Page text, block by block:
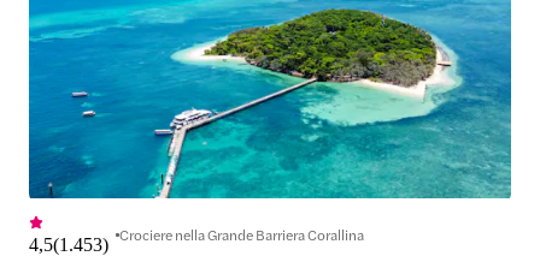
4,5(1.453) Crociere nella Grande Barriera Corallina